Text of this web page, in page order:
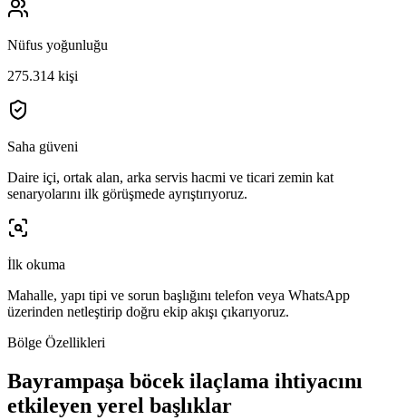
Nüfus yoğunluğu
275.314 kişi
Saha güveni
Daire içi, ortak alan, arka servis hacmi ve ticari zemin kat
senaryolarını ilk görüşmede ayrıştırıyoruz.
İlk okuma
Mahalle, yapı tipi ve sorun başlığını telefon veya WhatsApp
üzerinden netleştirip doğru ekip akışı çıkarıyoruz.
Bölge Özellikleri
Bayrampaşa böcek ilaçlama ihtiyacını
etkileyen yerel başlıklar